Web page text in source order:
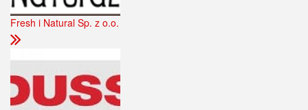
Fresh i Natural Sp. z o.o.